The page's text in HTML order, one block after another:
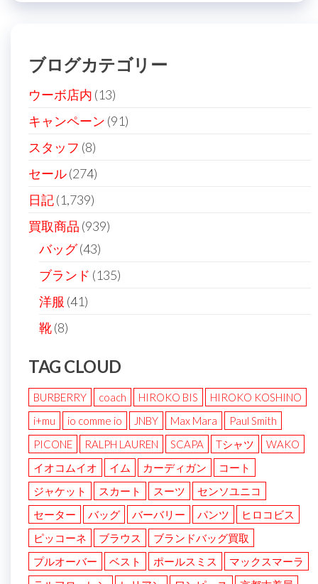
ブログカテゴリー
ウーボ店内 (13)
キャンペーン (91)
スタッフ (8)
セール(274)
日記(1,739)
買取商品 (939)
バッグ(43)
ブランド (135)
洋服 (41)
靴(8)
TAG CLOUD
BURBERRY coach HIROKO BIS
HIROKO KOSHINO
i+mu
io comme io JNBY Max Mara
Paul Smith
PICONE
RALPH LAUREN SCAPA Tシャツ
WAKO
イオコムイオ
イム カーディガン
コート
ジャケット
スカート スーツ
センソユニコ
セーター
バッグ バーバリー パンツ
ヒロコビス
ピッコーネ
ブラウス
ブランドバッグ買取
プルオーバー
ベスト ポールスミス
マックスマーラ